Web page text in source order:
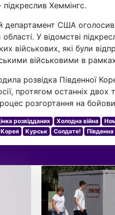
Хеммінгс.
США
У відомстві
військових, які були
військовими в
розвідка Південної
протягом останніх
розгортання на
розвідданих Холодна війна
Корея Курськ Солдате!